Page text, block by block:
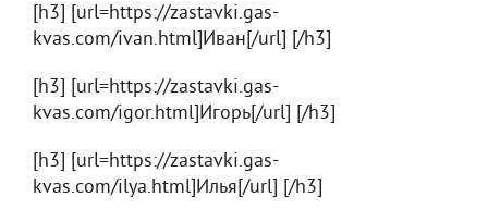
[h3] [url=https://zastavki.gas-
kvas.com/ivan.html]Иван[/url] [/h3]
[h3] [url=https://zastavki.gas-
kvas.com/igor.html]Игорь[/url] [/h3]
[h3] [url=https://zastavki.gas-
kvas.com/ilya.html]Илья[/url] [/h3]